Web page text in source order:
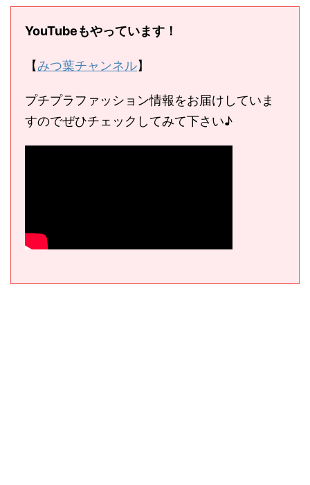
YouTubeもやっています！
【みつ葉チャンネル】
プチプラファッション情報をお届けしていま
すのでぜひチェックしてみて下さい♪